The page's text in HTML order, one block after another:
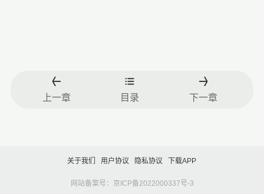
上一章 目录 下一章
关于我们 用户协议 隐私协议 下载APP
网站备案号：京ICP备2022000337号-3